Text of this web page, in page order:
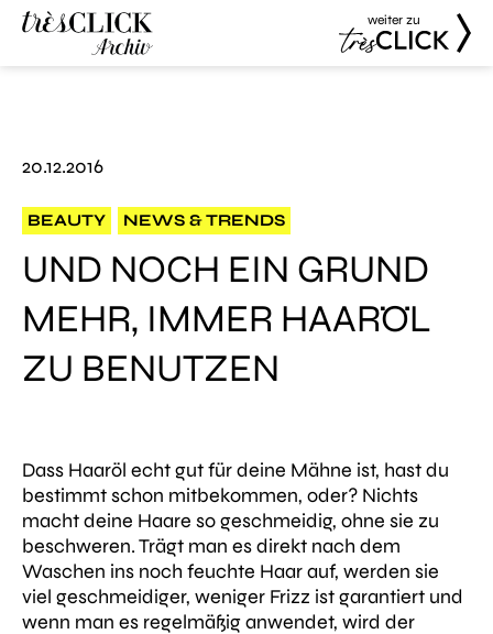
weiter zu
20.12.2016
BEAUTY NEWS & TRENDS
UND NOCH EIN GRUND
MEHR, IMMER HAARÖL
ZU BENUTZEN
Dass Haaröl echt gut für deine Mähne ist, hast du
bestimmt schon mitbekommen, oder? Nichts
macht deine Haare so geschmeidig, ohne sie zu
beschweren. Trägt man es direkt nach dem
Waschen ins noch feuchte Haar auf, werden sie
viel geschmeidiger, weniger Frizz ist garantiert und
wenn man es regelmäßig anwendet, wird der